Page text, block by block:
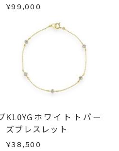
商品ページに記載のある
ら製作いたします。
にお問い合わせくださ
況を確認いたします。
ら2営業日以内にメールに
いる商品
り返している場合
しておりますが、万が一
注文のお品と異なる場合
せていただきます。
よりご連絡ください。
にて負担いたしますの
ださい。
¥99,000
K10YGホワイトトパー
ズブレスレット
¥38,500